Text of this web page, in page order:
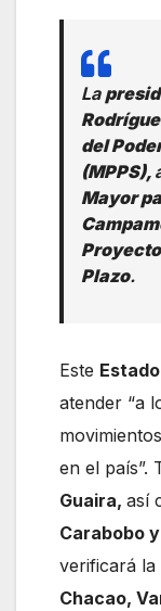
La
del
(MPPS),
Mayor
Plazo.
Este
atender “a
en el país”.
Guaira, así
Carabobo
verificará la
Chacao,